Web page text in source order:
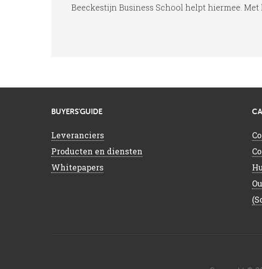
Beeckestijn Business School helpt hiermee. Met
BUYERS’GUIDE
Leveranciers
Producten en diensten
Whitepapers